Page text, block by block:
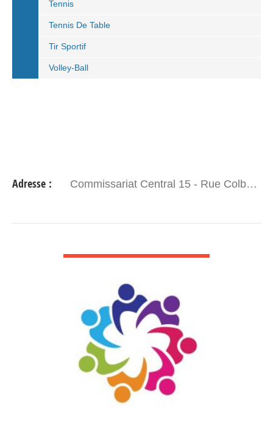
Tennis
Tennis De Table
Tir Sportif
Volley-Ball
Adresse : Commissariat Central 15 - Rue Colbert - 29200 BREST